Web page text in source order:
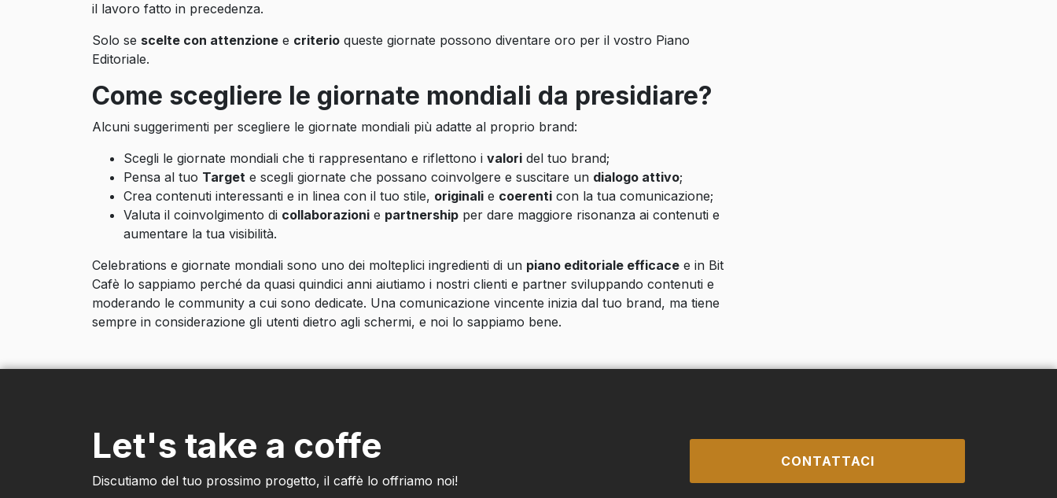
il lavoro fatto in precedenza.
Solo se scelte con attenzione e criterio queste giornate possono diventare oro per il vostro Piano
Editoriale.
Come scegliere le giornate mondiali da presidiare?
Alcuni suggerimenti per scegliere le giornate mondiali più adatte al proprio brand:
Scegli le giornate mondiali che ti rappresentano e riflettono i valori del tuo brand;
Pensa al tuo Target e scegli giornate che possano coinvolgere e suscitare un dialogo attivo;
Crea contenuti interessanti e in linea con il tuo stile, originali e coerenti con la tua comunicazione;
Valuta il coinvolgimento di collaborazioni e partnership per dare maggiore risonanza ai contenuti e
aumentare la tua visibilità.
Celebrations e giornate mondiali sono uno dei molteplici ingredienti di un piano editoriale efficace e in Bit
Cafè lo sappiamo perché da quasi quindici anni aiutiamo i nostri clienti e partner sviluppando contenuti e
moderando le community a cui sono dedicate. Una comunicazione vincente inizia dal tuo brand, ma tiene
sempre in considerazione gli utenti dietro agli schermi, e noi lo sappiamo bene.
Let's take a coffe
Discutiamo del tuo prossimo progetto, il caffè lo offriamo noi!
CONTATTACI